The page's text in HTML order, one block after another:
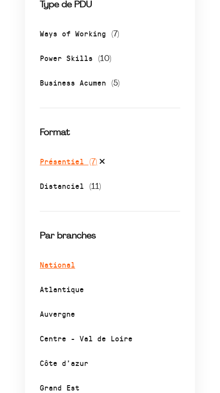
Type de PDU
Ways of Working (7)
Power Skills (10)
Business Acumen (5)
Format
Présentiel (7)
Distanciel (11)
Par branches
National
Atlantique
Auvergne
Centre - Val de Loire
Côte d’azur
Grand Est